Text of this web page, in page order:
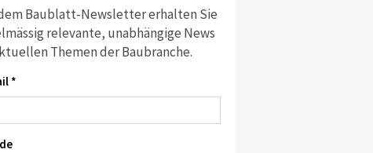
Baublatt-Newsletter erhalten Sie
relevante, unabhängige News
Themen der Baubranche.
*